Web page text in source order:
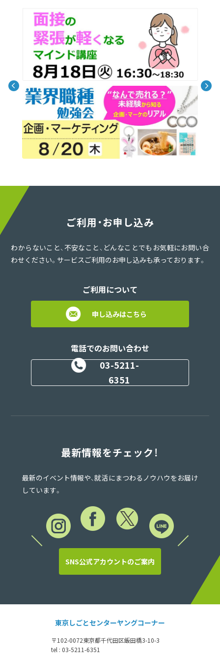
ご利用・お申し込み
わからないこと、不安なこと、どんなことでもお気軽にお問い合
わせください。サービスご利用のお申し込みも承っております。
ご利用について
申し込みはこちら
電話でのお問い合わせ
03-5211-
6351
最新情報をチェック！
最新のイベント情報や、就活にまつわるノウハウをお届け
しています。
SNS公式アカウントのご案内
東京しごとセンターヤングコーナー
〒102-0072東京都千代田区飯田橋3-10-3
tel : 03-5211-6351